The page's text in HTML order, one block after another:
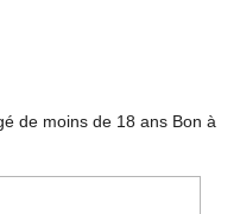
de moins de 18 ans Bon à